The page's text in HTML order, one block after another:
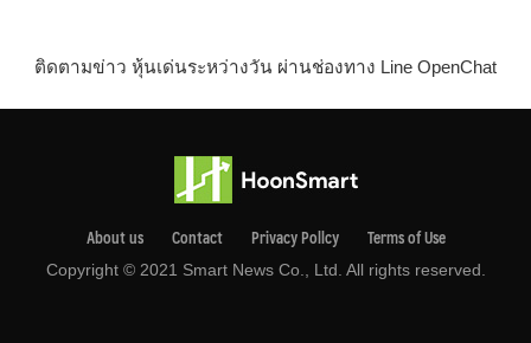
ติดตามข่าว หุ้นเด่นระหว่างวัน ผ่านช่องทาง Line OpenChat
About us Contact Privacy Pollcy Terms of Use
Copyright © 2021 Smart News Co., Ltd. All rights reserved.